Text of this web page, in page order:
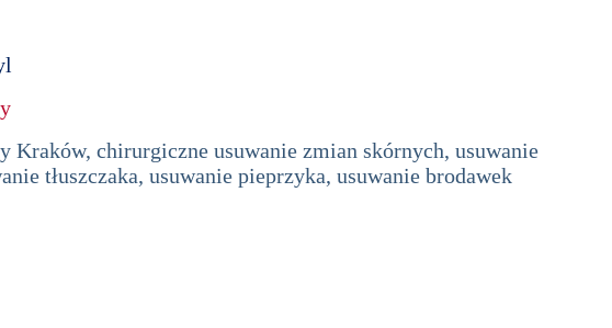
Kraków, chirurgiczne usuwanie zmian skórnych, usuwanie
tłuszczaka, usuwanie pieprzyka, usuwanie brodawek